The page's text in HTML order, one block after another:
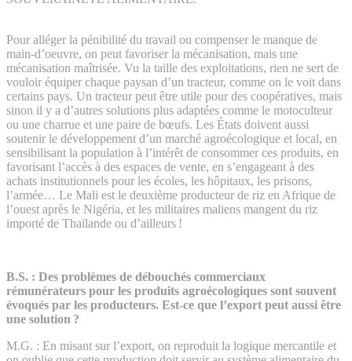
Pour alléger la pénibilité du travail ou compenser le manque de
main-d’oeuvre, on peut favoriser la mécanisation, mais une
mécanisation maîtrisée. Vu la taille des exploitations, rien ne sert de
vouloir équiper chaque paysan d’un tracteur, comme on le voit dans
certains pays. Un tracteur peut être utile pour des coopératives, mais
sinon il y a d’autres solutions plus adaptées comme le motoculteur
ou une charrue et une paire de bœufs. Les États doivent aussi
soutenir le développement d’un marché agroécologique et local, en
sensibilisant la population à l’intérêt de consommer ces produits, en
favorisant l’accès à des espaces de vente, en s’engageant à des
achats institutionnels pour les écoles, les hôpitaux, les prisons,
l’armée… Le Mali est le deuxième producteur de riz en Afrique de
l’ouest après le Nigéria, et les militaires maliens mangent du riz
importé de Thaïlande ou d’ailleurs !
B.S. : Des problèmes de débouchés commerciaux
rémunérateurs pour les produits agroécologiques sont souvent
évoqués par les producteurs. Est-ce que l’export peut aussi être
une solution ?
M.G. : En misant sur l’export, on reproduit la logique mercantile et